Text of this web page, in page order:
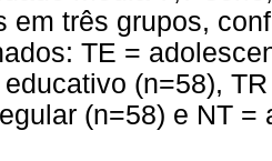
em três grupos,
TE =
(n=58),
(n=58) e NT